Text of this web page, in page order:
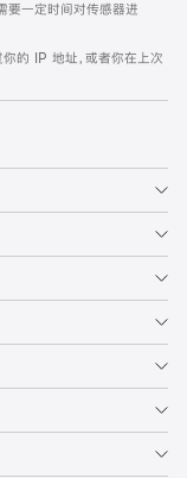
要一定时间对传感器进
的 IP 地址，或者你在上次